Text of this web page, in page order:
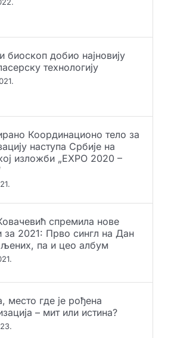
биоскоп добио најновију
технологију
Координационо тело за
наступа Србије на
изложби „EXPO 2020 –
спремила нове
за 2021: Прво сингл на Дан
па и цео албум
место где је рођена
– мит или истина?